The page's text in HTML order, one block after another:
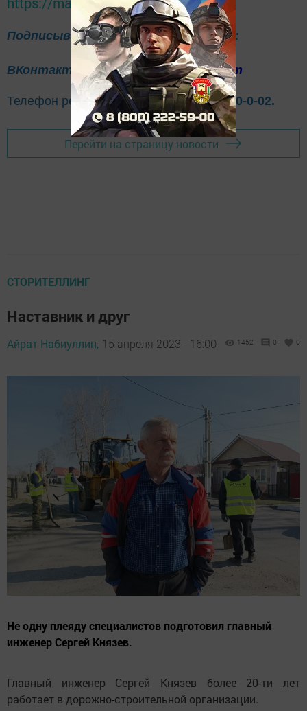
Подписывайтесь на нас в соцсетях:
ВКонтакте Одноклассники Telegram
Телефон рекламного отдела8(843)47-30-0-02.
Перейти на страницу новости
СТОРИТЕЛЛИНГ
Наставник и друг
Айрат Набиуллин, 15 апреля 2023 - 16:00 1452 0 0
Не одну плеяду специалистов подготовил главный
инженер Сергей Князев.
Главный инженер Сергей Князев более 20-ти лет
работает в дорожно-строительной организации.